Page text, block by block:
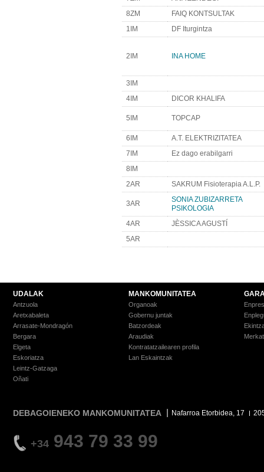
8ZM
FAIQ KONTSULTAK
1IM
DF Iturgintza
2IM INA HOME
3IM
4IM
DICOR KHALIFA
5IM TOPCAP
6IM
A.T. ELEKTRIZITATEA
7IM
Ez dago erabilgarri
8IM
2AR
SAKRUM Fisioterapia A.L.P.
3AR
SONIA ZUBIZARRETA
PSIKOLOGIA
4AR
JÈSSICA AGUSTÍ
5AR
UDALAK
Antzuola
Aretxabaleta
Arrasate-Mondragón
Bergara
Elgeta
Eskoriatza
Leintz-Gatzaga
Oñati
MANKOMUNITATEA
Organoak
Gobernu juntak
Batzordeak
Araudiak
Kontratatzailearen profila
Lan Eskaintzak
DEBAGOIENEKO MANKOMUNITATEA Nafarroa Etorbidea, 17
+34 943 79 33 99